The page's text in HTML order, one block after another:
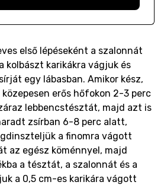
első lépéseként a szalonnát
kolbászt karikákra vágjuk és
egy lábasban. Amikor kész,
erős hőfokon 2-3 perc
lebbencstésztát, majd azt is
zsírban 6-8 perc alatt,
a finomra vágott
az egész köménnyel, majd
a tésztát, a szalonnát és a
a 0,5 cm-es karikára vágott